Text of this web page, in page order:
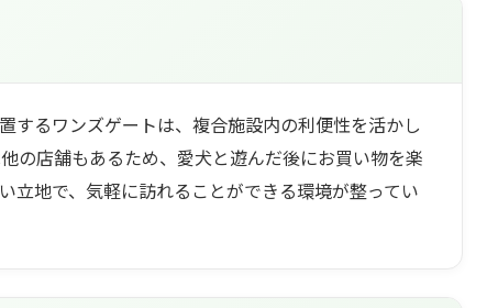
するワンズゲートは、複合施設内の利便性を活かし
の店舗もあるため、愛犬と遊んだ後にお買い物を楽
立地で、気軽に訪れることができる環境が整ってい